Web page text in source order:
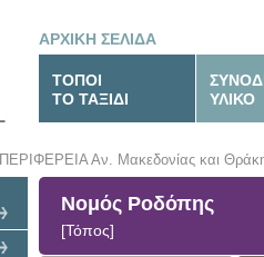
ΑΡΧΙΚΗ ΣΕΛΙΔΑ
ΤΟΠΟΙ
ΤΟ ΤΑΞΙΔΙ
ΥΛΙΚΟ
ΠΕΡΙΦΕΡΕΙΑ Αν. Μακεδονίας και
Νομός Ροδόπης
[Τόπος]